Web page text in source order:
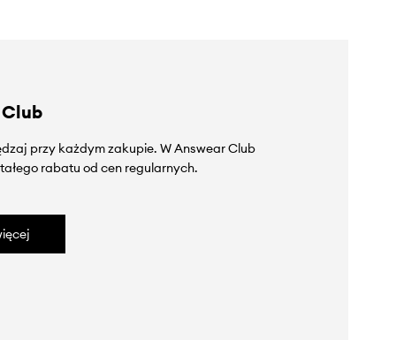
przy każdym zakupie. W Answear Club
rabatu od cen regularnych.